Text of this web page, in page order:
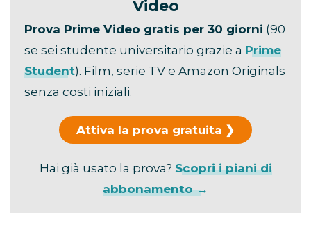
Video
Prova Prime Video gratis per 30 giorni (90
se sei studente universitario grazie a Prime
Student). Film, serie TV e Amazon Originals
senza costi iniziali.
Attiva la prova gratuita
Hai già usato la prova? Scopri i piani di
abbonamento →